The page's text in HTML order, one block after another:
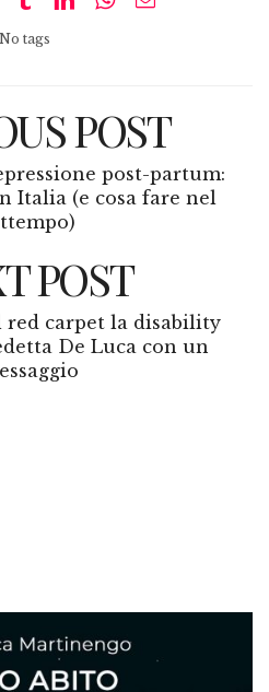
No tags
POST
post-partum:
Italia (e cosa fare nel
POST
red carpet la disability
De Luca con un